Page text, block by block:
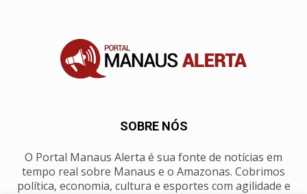
SOBRE NÓS
O Portal Manaus Alerta é sua fonte de notícias em
tempo real sobre Manaus e o Amazonas. Cobrimos
política, economia, cultura e esportes com agilidade e